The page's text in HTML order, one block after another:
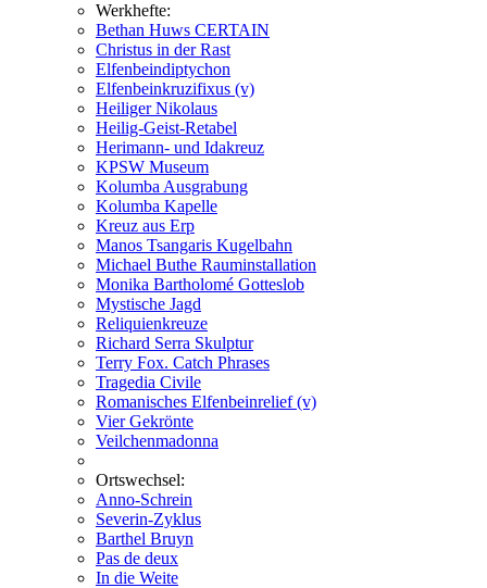
Werkhefte:
Bethan Huws CERTAIN
Christus in der Rast
Elfenbeindiptychon
Elfenbeinkruzifixus (v)
Heiliger Nikolaus
Heilig-Geist-Retabel
Herimann- und Idakreuz
KPSW Museum
Kolumba Ausgrabung
Kolumba Kapelle
Kreuz aus Erp
Manos Tsangaris Kugelbahn
Michael Buthe Rauminstallation
Monika Bartholomé Gotteslob
Mystische Jagd
Reliquienkreuze
Richard Serra Skulptur
Terry Fox. Catch Phrases
Tragedia Civile
Romanisches Elfenbeinrelief (v)
Vier Gekrönte
Veilchenmadonna
Ortswechsel:
Anno-Schrein
Severin-Zyklus
Barthel Bruyn
Pas de deux
In die Weite